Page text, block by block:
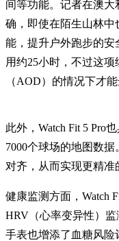
间等功能。记者在澳
确，即使在陌生山林
能，提升户外跑步的
用约25小时，不过这
（AOD）的情况下才能
此外，Watch Fit 5 Pro
7000个球场的地图数
对齐，从而实现更精准
健康监测方面，Watch
HRV（心率变异性）监
手表也增添了血糖风